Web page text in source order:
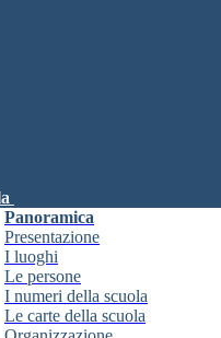
dell'operazione...
Panoramica
Presentazione
I luoghi
Le persone
I numeri della scuola
Le carte della scuola